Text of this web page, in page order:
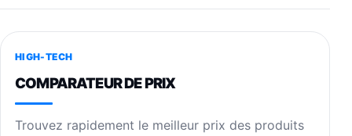
HIGH-TECH
COMPARATEUR DE PRIX
Trouvez rapidement le meilleur prix des produits